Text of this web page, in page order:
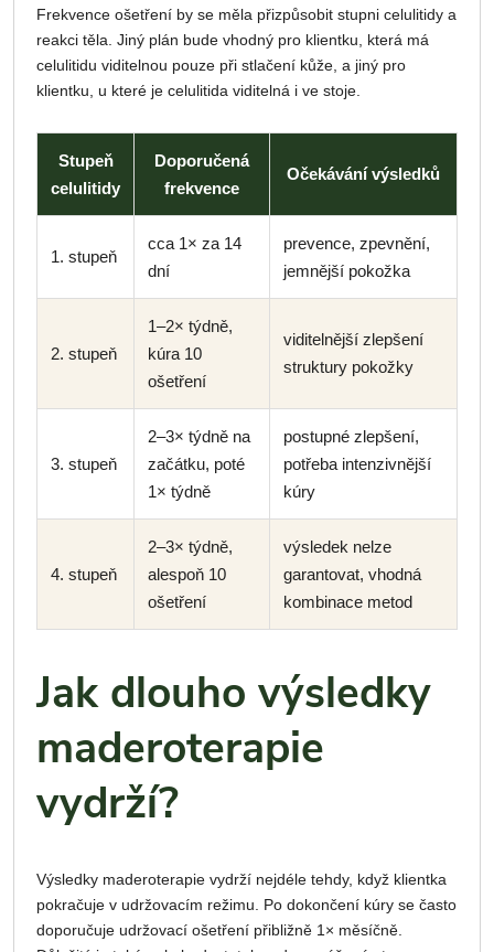
Frekvence ošetření by se měla přizpůsobit stupni celulitidy a
reakci těla. Jiný plán bude vhodný pro klientku, která má
celulitidu viditelnou pouze při stlačení kůže, a jiný pro
klientku, u které je celulitida viditelná i ve stoje.
Stupeň
celulitidy
Doporučená
frekvence
Očekávání výsledků
1. stupeň
cca 1× za 14
dní
prevence, zpevnění,
jemnější pokožka
2. stupeň
1–2× týdně,
kúra 10
ošetření
viditelnější zlepšení
struktury pokožky
3. stupeň
2–3× týdně na
začátku, poté
1× týdně
postupné zlepšení,
potřeba intenzivnější
kúry
4. stupeň
2–3× týdně,
alespoň 10
ošetření
výsledek nelze
garantovat, vhodná
kombinace metod
Jak dlouho výsledky
maderoterapie
vydrží?
Výsledky maderoterapie vydrží nejdéle tehdy, když klientka
pokračuje v udržovacím režimu. Po dokončení kúry se často
doporučuje udržovací ošetření přibližně 1× měsíčně.